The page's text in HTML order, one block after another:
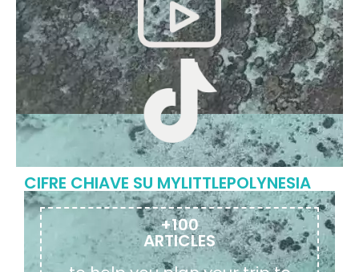
CIFRE CHIAVE SU MYLITTLEPOLYNESIA
+100
ARTICLES